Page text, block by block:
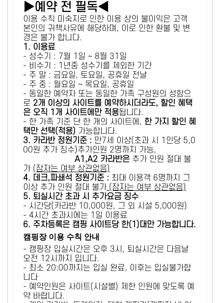
▶예약 전 필독◀
이용 수칙 미숙지로 인한 이용 상의 불이익은 고객
본인의 귀책사유에 해당하며, 이로 인한 환불 및 변
경은 불가 합니다.
1. 이용료
- 성수기 : 7월 1일 ~ 8월 31일
- 비수기 : 1년중 성수기를 제외한 기간
- 주 말 : 금요일, 토요일, 공휴일 전날
- 주 중 : 월요일 ~ 목요일, 공휴일
- 동일한 예약자 또는 동일한 가족 구성원의 성함으
로 2개 이상의 사이트를 예약하시더라도, 할인 혜택
은 오직 1개 사이트에만 적용됩니다.
- 한 가족 기준 단 한 개의 사이트에, 한 가지 할인 혜
택만 선택(적용) 가능합니다.
3. 카라반 정원기준 : 만7세 이상(초과 시 1인당 5,0
00원 추가 징수)추가인원 2명까지 가능,
A1,A2 카라반은 추가 인원 절대 불
가 (잠자는 여부 상관없음)
4. 데크,파쇄석 정원기준 : ​최대 이용객 6명까지 그
이상 추가 인원 절대 불가 (잠자는 여부 상관없음)
5. 퇴실시간 초과 시 추가요금 징수
- 시간당(카라반 10,000원, 그 외 시설 5,000원)
- 4시간 초과시에는 1일 이용료
6. 주차등록은 캠핑 사이트당 한(1)대만 가능합니다.
캠핑장 이용 수칙 안내
- 캠핑장 입실시간은 오후 3시, 퇴실시간은 다음날
오전 12시까지 입니다.
- 최소 20:00까지는 입실 완료, 이후는 입실불가합
니다
- 예약인원은 사이트(시설별) 제한 인원에 맞도록 예
약 바랍니다.